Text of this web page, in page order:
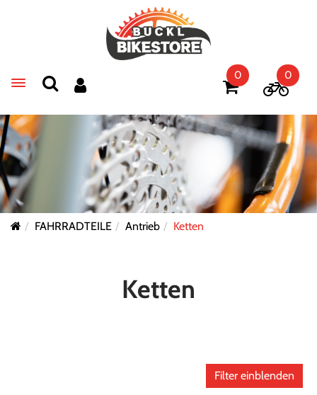
Toggle navigation
0 0
FAHRRADTEILE Antrieb Ketten
Ketten
Filter einblenden